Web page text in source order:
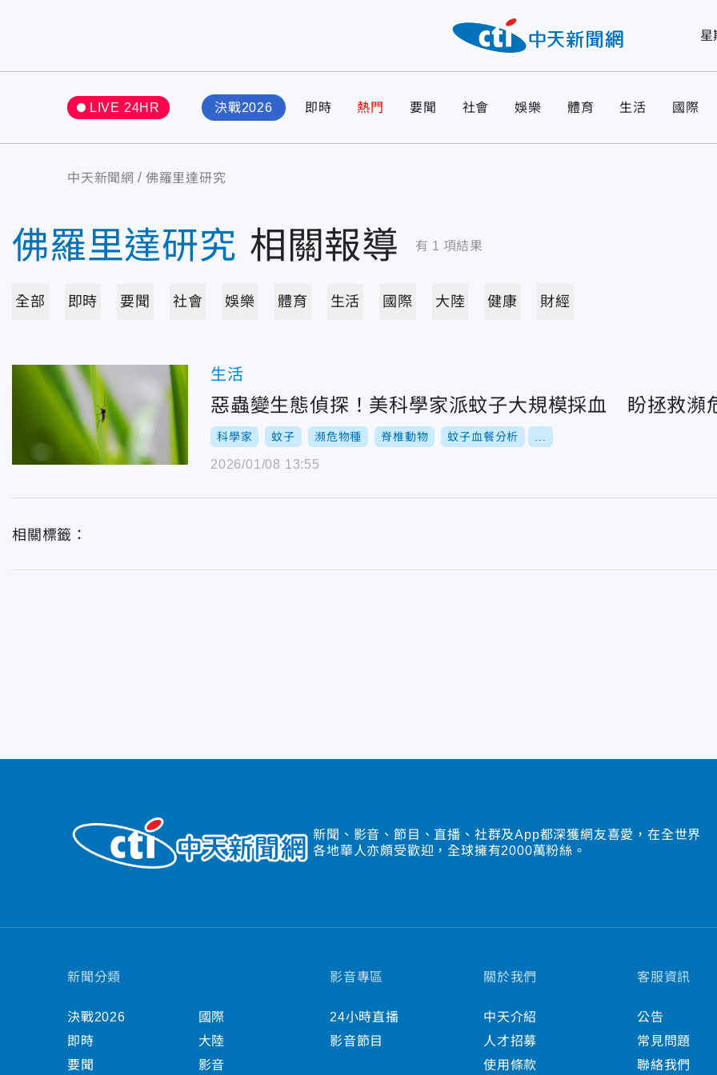
星
LIVE 24HR 決戰2026 即時 熱門 要聞 社會 娛樂 體育 生活 國際
中天新聞網 佛羅里達研究
佛羅里達研究 相關報導 有 1 項結果
全部 即時 要聞 社會 娛樂 體育 生活 國際 大陸 健康 財經
生活
惡蟲變生態偵探！美科學家派蚊子大規模採血 盼拯救瀕
科學家 蚊子 瀕危物種 脊椎動物 蚊子血餐分析
2026/01/08 13:55
相關標籤：
新聞、影音、節目、直播、社群及App都深獲網友喜愛，在全世界
各地華人亦頗受歡迎，全球擁有2000萬粉絲。
新聞分類
決戰2026
即時
要聞
國際
大陸
影音
影音專區
24小時直播
影音節目
關於我們
中天介紹
人才招募
使用條款
客服資訊
公告
常見問題
聯絡我們